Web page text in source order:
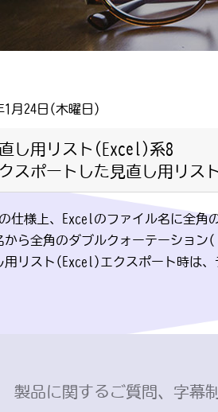
1月24日(木曜日)
し用リスト(Excel)系8
スポートした見直し用リス
仕様上、Excelのファイル名に全
から全角のダブルクォーテーショ
用リスト(Excel)エクスポート時は
製品に関するご質問、字幕